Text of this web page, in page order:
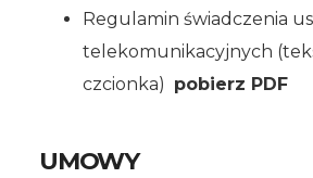
Regulamin świadczenia
telekomunikacyjnych
czcionka) pobierz PDF
UMOWY